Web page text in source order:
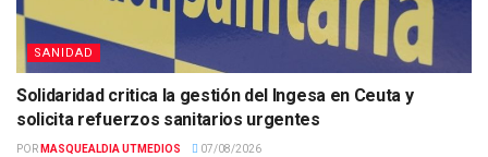
SANIDAD
Solidaridad critica la gestión del Ingesa en Ceuta y
solicita refuerzos sanitarios urgentes
POR MASQUEALDIA UTMEDIOS 07/08/2026